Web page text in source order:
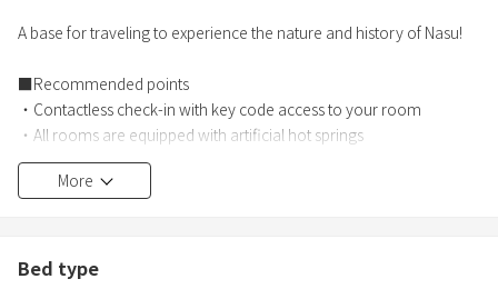
A base for traveling to experience the nature and history of Nasu!
■Recommended points
・Contactless check-in with key code access to your room
・All rooms are equipped with artificial hot springs
・All rooms have terraces with roofs for BBQ
・Pets can stay overnight Equipped with 8 rooms
*Unaccompanied minors under the age of 18 are not permitted to
More
Bed type